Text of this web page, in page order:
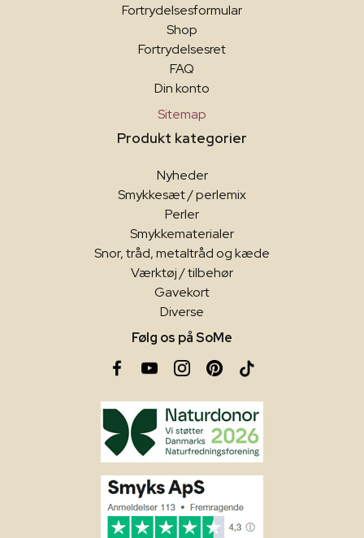
Fortrydelsesformular
Shop
Fortrydelsesret
FAQ
Din konto
Sitemap
Produkt kategorier
Nyheder
Smykkesæt / perlemix
Perler
Smykkematerialer
Snor, tråd, metaltråd og kæde
Værktøj / tilbehør
Gavekort
Diverse
Følg os på SoMe